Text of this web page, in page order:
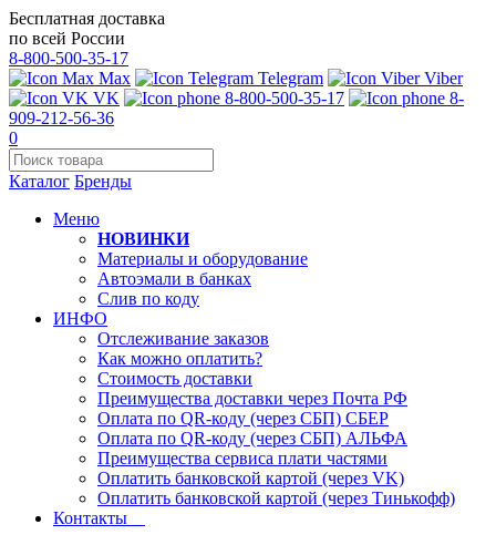
Бесплатная доставка
по всей России
8-800-500-35-17
Max
Telegram
Viber
VK
8-800-500-35-17
8-
909-212-56-36
0
Каталог Бренды
Меню
НОВИНКИ
Материалы и оборудование
Автоэмали в банках
Слив по коду
ИНФО
Отслеживание заказов
Как можно оплатить?
Стоимость доставки
Преимущества доставки через Почта РФ
Оплата по QR-коду (через СБП) СБЕР
Оплата по QR-коду (через СБП) АЛЬФА
Преимущества сервиса плати частями
Оплатить банковской картой (через VK)
Оплатить банковской картой (через Тинькофф)
Контакты